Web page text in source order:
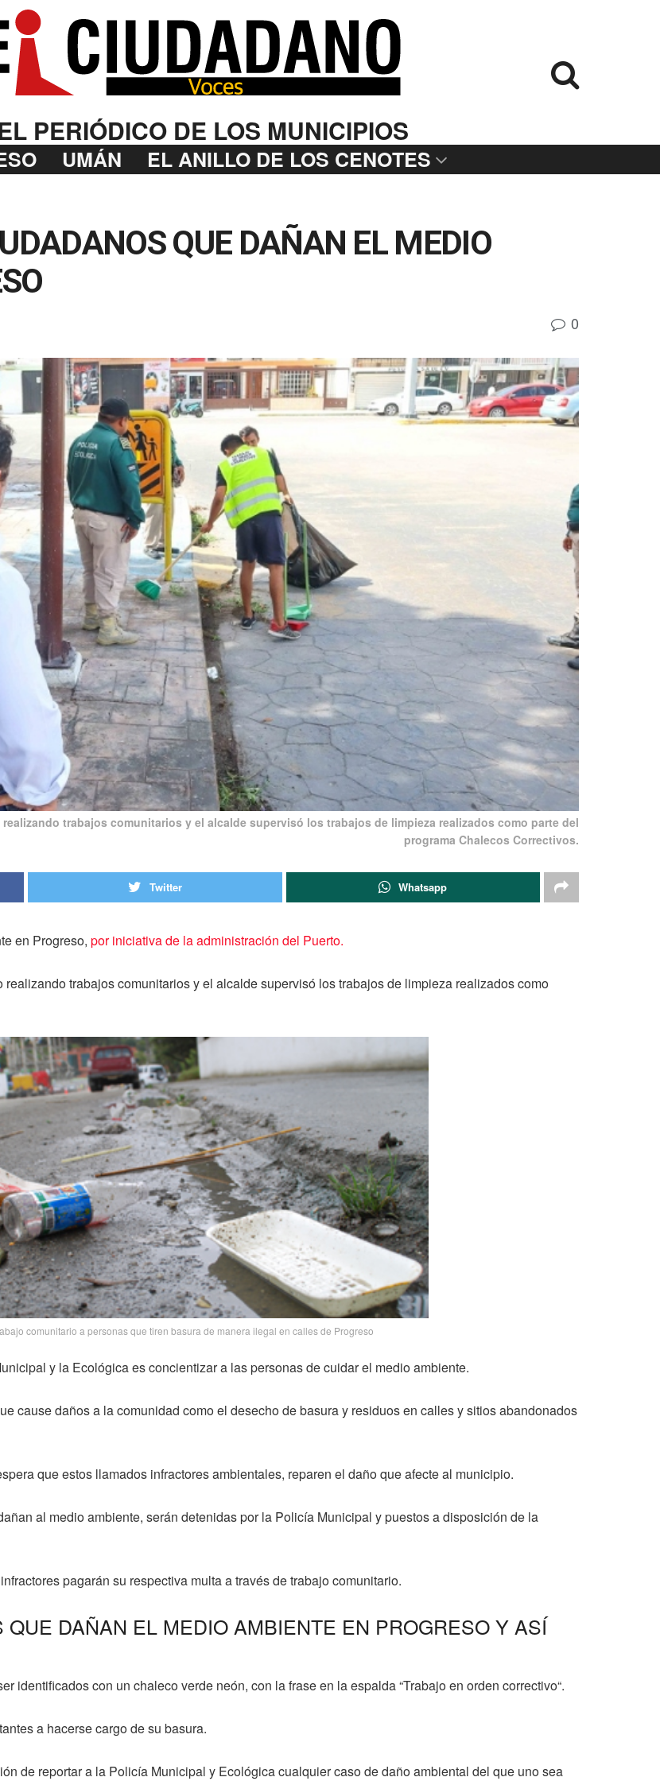
PERIÓDICO DE LOS MUNICIPIOS
UMÁN EL ANILLO DE LOS CENOTES
QUE DAÑAN EL MEDIO
0
trabajos comunitarios y el alcalde supervisó los trabajos de limpieza realizados como parte del
programa Chalecos Correctivos.
Twitter Whatsapp
en Progreso, por iniciativa de la administración del Puerto.
trabajos comunitarios y el alcalde supervisó los trabajos de limpieza realizados como
comunitario a personas que tiren basura de manera ilegal en calles de Progreso
y la Ecológica es concientizar a las personas de cuidar el medio ambiente.
cause daños a la comunidad como el desecho de basura y residuos en calles y sitios abandonados
que estos llamados infractores ambientales, reparen el daño que afecte al municipio.
al medio ambiente, serán detenidas por la Policía Municipal y puestos a disposición de la
pagarán su respectiva multa a través de trabajo comunitario.
DAÑAN EL MEDIO AMBIENTE EN PROGRESO Y ASÍ
identificados con un chaleco verde neón, con la frase en la espalda “Trabajo en orden correctivo“.
a hacerse cargo de su basura.
de reportar a la Policía Municipal y Ecológica cualquier caso de daño ambiental del que uno sea